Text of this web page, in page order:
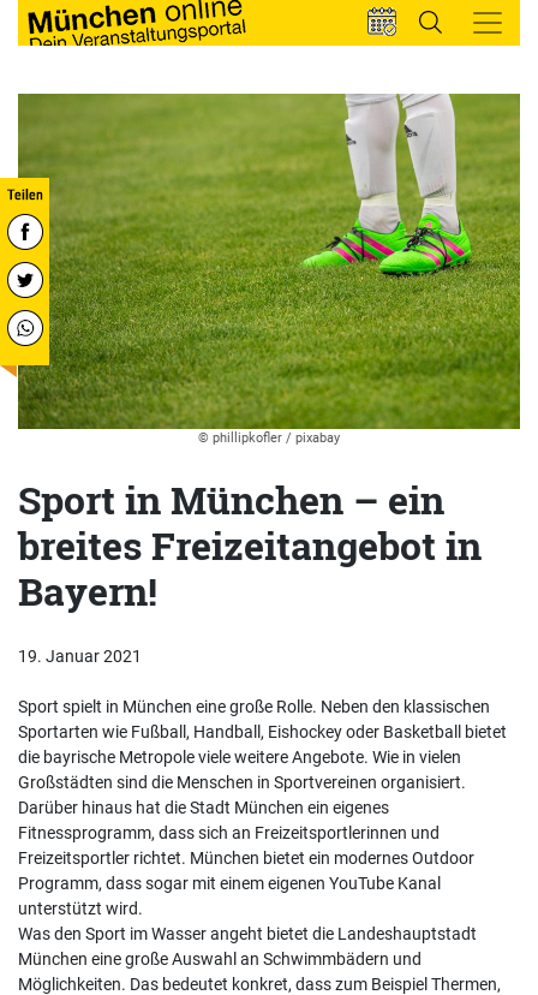
© phillipkofler / pixabay
Sport in München – ein
breites Freizeitangebot in
Bayern!
19. Januar 2021
Sport spielt in München eine große Rolle. Neben den klassischen
Sportarten wie Fußball, Handball, Eishockey oder Basketball bietet
die bayrische Metropole viele weitere Angebote. Wie in vielen
Großstädten sind die Menschen in Sportvereinen organisiert.
Darüber hinaus hat die Stadt München ein eigenes
Fitnessprogramm, dass sich an Freizeitsportlerinnen und
Freizeitsportler richtet. München bietet ein modernes Outdoor
Programm, dass sogar mit einem eigenen YouTube Kanal
unterstützt wird.
Was den Sport im Wasser angeht bietet die Landeshauptstadt
München eine große Auswahl an Schwimmbädern und
Möglichkeiten. Das bedeutet konkret, dass zum Beispiel Thermen,